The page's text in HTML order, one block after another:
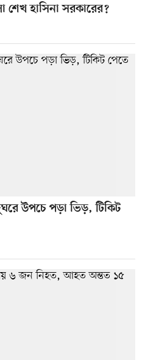
হাসিনা সরকারের?
উপচে পড়া ভিড়, টিকিট